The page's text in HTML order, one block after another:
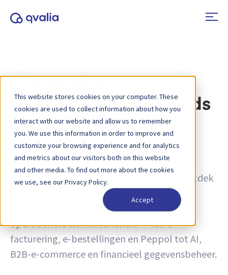
This website stores cookies on your computer. These
cookies are used to collect information about how you
interact with our website and allow us to remember
you. We use this information in order to improve and
customize your browsing experience and for analytics
and metrics about our visitors both on this website
and other media. To find out more about the cookies
we use, see our Privacy Policy.
Accept
technologieën en trends
Tag:
Inzichten in transacties, technologieën en
trends, en nieuws over productupdates. Ontdek
hoe u processen kunt verbeteren en hoe u
transactiegegevens kunt inzetten voor
operationele uitmuntendheid — van e-
facturering, e-bestellingen en Peppol tot AI,
B2B-e-commerce en financieel gegevensbeheer.